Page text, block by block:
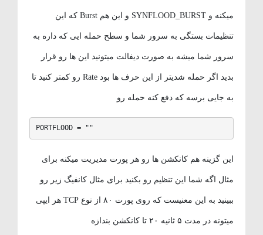
میکنه و SYNFLOOD_BURST و این هم Burst که این
تنظیمات بستگی به سرور شما و سطح حمله ایی که داره به
سرور شما میشه به صورت دیفالت میتونید این ها رو قرار
بدید اگر حمله شدیتر از این حرف ها بود Rate رو کمتر کنید تا
به جایی برسه که دفع کنه حمله رو
PORTFLOOD = ""
این گزینه هم کانکشن ها رو هر پورت مدیریت میکنه برای
مثال اگه شما این تنظیم رو بکنید برای مثال کانفیگ زیر رو
ببینید به این معنیست که روی پورت ۸۰ از نوع TCP هر ایپی
میتونه در مدت ۵ ثانیه ۲۰ تا کانکشن بندازه